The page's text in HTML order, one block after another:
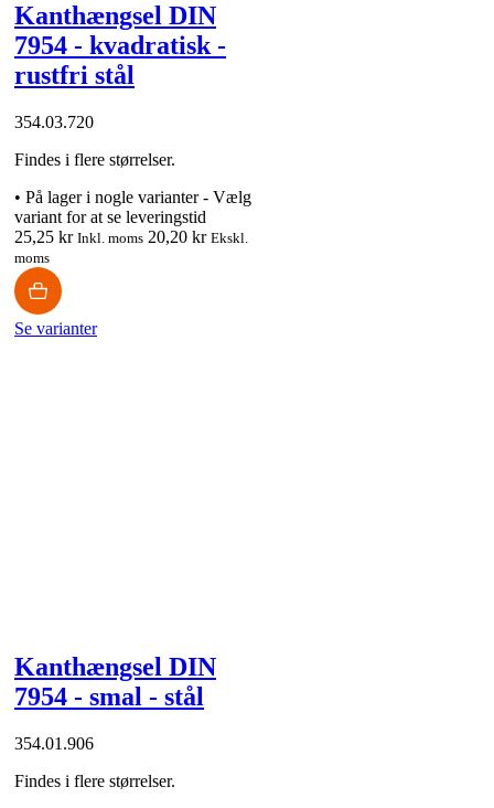
Kanthængsel DIN
7954 - kvadratisk -
rustfri stål
354.03.720
Findes i flere størrelser.
• På lager i nogle varianter - Vælg
variant for at se leveringstid
25,25 kr Inkl. moms 20,20 kr Ekskl.
moms
Se varianter
Kanthængsel DIN
7954 - smal - stål
354.01.906
Findes i flere størrelser.